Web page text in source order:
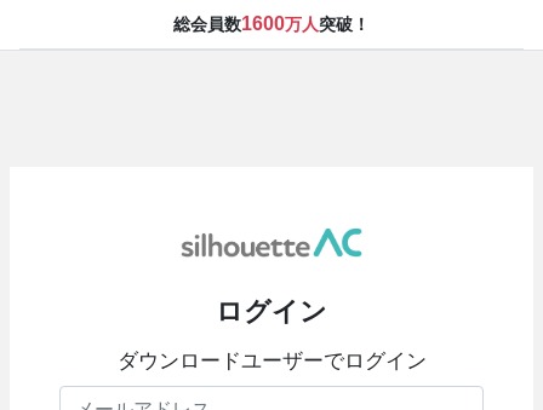
総会員数1600万人突破！
ログイン
ダウンロードユーザーでログイン